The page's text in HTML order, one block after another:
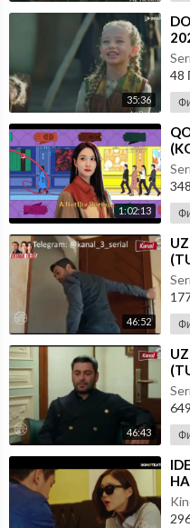
35:36
48
1:02:13
46:52
46:43